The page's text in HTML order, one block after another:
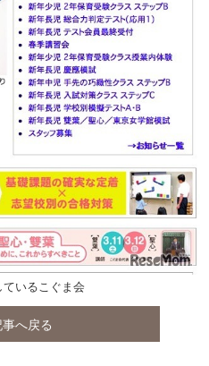
いるこぐま会
事へ戻る